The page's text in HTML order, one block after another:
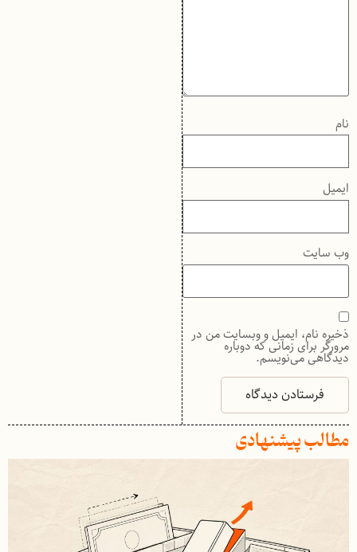
نام
ایمیل
وب‌ سایت
ذخیره نام، ایمیل و وبسایت من در
مرورگر برای زمانی که دوباره
دیدگاهی می‌نویسم.
مطالب پیشنهادی